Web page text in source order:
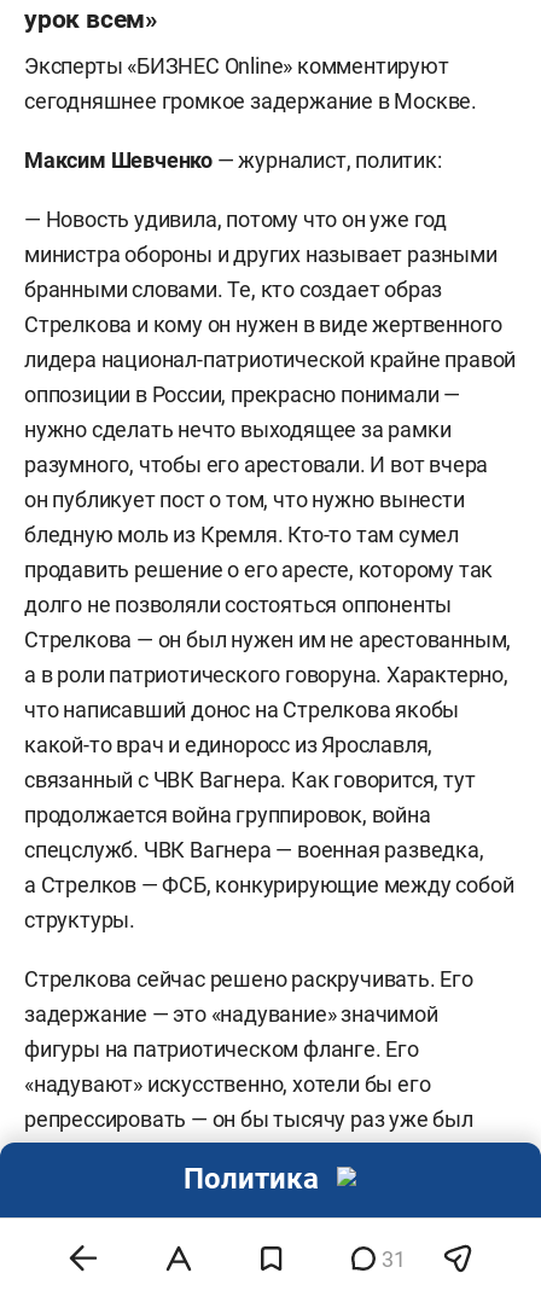
урок всем»
Эксперты «БИЗНЕС Online» комментируют
сегодняшнее громкое задержание в Москве.
Максим Шевченко — журналист, политик:
— Новость удивила, потому что он уже год
министра обороны и других называет разными
бранными словами. Те, кто создает образ
Стрелкова и кому он нужен в виде жертвенного
лидера национал-патриотической крайне правой
оппозиции в России, прекрасно понимали —
нужно сделать нечто выходящее за рамки
разумного, чтобы его арестовали. И вот вчера
он публикует пост о том, что нужно вынести
бледную моль из Кремля. Кто-то там сумел
продавить решение о его аресте, которому так
долго не позволяли состояться оппоненты
Стрелкова — он был нужен им не арестованным,
а в роли патриотического говоруна. Характерно,
что написавший донос на Стрелкова якобы
какой-то врач и единоросс из Ярославля,
связанный с ЧВК Вагнера. Как говорится, тут
продолжается война группировок, война
спецслужб. ЧВК Вагнера — военная разведка,
а Стрелков — ФСБ, конкурирующие между собой
структуры.
Стрелкова сейчас решено раскручивать. Его
задержание — это «надувание» значимой
фигуры на патриотическом фланге. Его
«надувают» искусственно, хотели бы его
репрессировать — он бы тысячу раз уже был
Владислав Шурыгин— журналист, военный
эксперт:
31
Политика